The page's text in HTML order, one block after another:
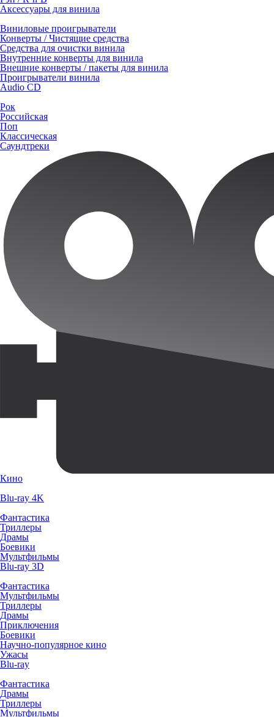
Аксессуары для винила
Виниловые проигрыватели
Конверты / Чистящие средства
Средства для очистки винила
Внутренние конверты для винила
Внешние конверты / пакеты для винила
Проигрыватели винила
Audio CD
Рок
Российская
Поп
Классическая
Саундтреки
Кино
Blu-ray 4K
Фантастика
Триллеры
Драмы
Боевики
Мультфильмы
Blu-ray 3D
Фантастика
Мультфильмы
Триллеры
Драмы
Приключения
Боевики
Научно-популярное кино
Ужасы
Blu-ray
Фантастика
Драмы
Триллеры
Мультфильмы